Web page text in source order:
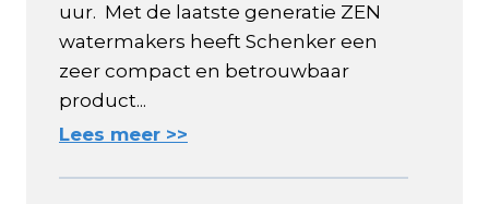
uur. Met de laatste generatie ZEN
watermakers heeft Schenker een
zeer compact en betrouwbaar
product...
Lees meer >>